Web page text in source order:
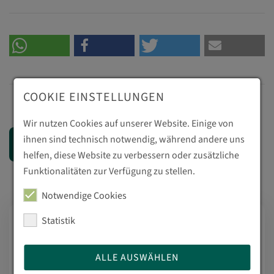
Zurück
Sommer - Sonne - Ferien
COOKIE EINSTELLUNGEN
Wir nutzen Cookies auf unserer Website. Einige von
ihnen sind technisch notwendig, während andere uns
helfen, diese Website zu verbessern oder zusätzliche
Funktionalitäten zur Verfügung zu stellen.
Notwendige Cookies
Statistik
ALLE AUSWÄHLEN